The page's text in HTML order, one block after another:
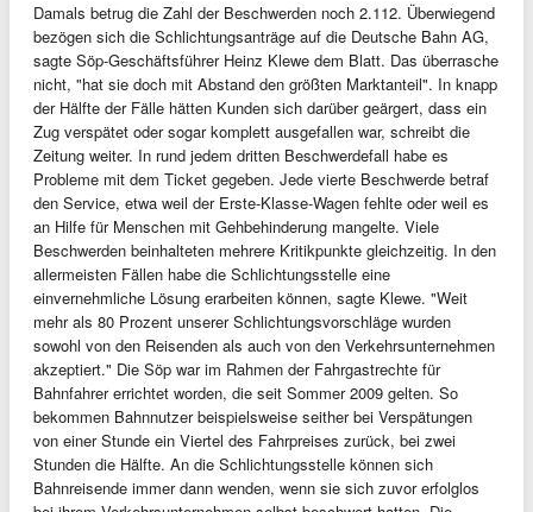
Damals betrug die Zahl der Beschwerden noch 2.112. Überwiegend
bezögen sich die Schlichtungsanträge auf die Deutsche Bahn AG,
sagte Söp-Geschäftsführer Heinz Klewe dem Blatt. Das überrasche
nicht, "hat sie doch mit Abstand den größten Marktanteil". In knapp
der Hälfte der Fälle hätten Kunden sich darüber geärgert, dass ein
Zug verspätet oder sogar komplett ausgefallen war, schreibt die
Zeitung weiter. In rund jedem dritten Beschwerdefall habe es
Probleme mit dem Ticket gegeben. Jede vierte Beschwerde betraf
den Service, etwa weil der Erste-Klasse-Wagen fehlte oder weil es
an Hilfe für Menschen mit Gehbehinderung mangelte. Viele
Beschwerden beinhalteten mehrere Kritikpunkte gleichzeitig. In den
allermeisten Fällen habe die Schlichtungsstelle eine
einvernehmliche Lösung erarbeiten können, sagte Klewe. "Weit
mehr als 80 Prozent unserer Schlichtungsvorschläge wurden
sowohl von den Reisenden als auch von den Verkehrsunternehmen
akzeptiert." Die Söp war im Rahmen der Fahrgastrechte für
Bahnfahrer errichtet worden, die seit Sommer 2009 gelten. So
bekommen Bahnnutzer beispielsweise seither bei Verspätungen
von einer Stunde ein Viertel des Fahrpreises zurück, bei zwei
Stunden die Hälfte. An die Schlichtungsstelle können sich
Bahnreisende immer dann wenden, wenn sie sich zuvor erfolglos